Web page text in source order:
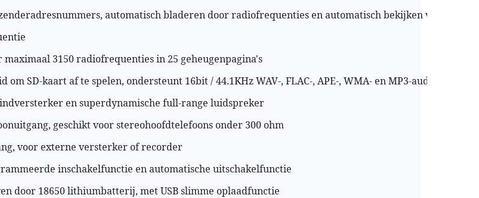
automatisch bladeren door radiofrequenties en automatisch bekijken van vooraf
maximaal 3150 radiofrequenties in 25 geheugenpagina's
om SD-kaart af te spelen, ondersteunt 16bit / 44.1KHz WAV-, FLAC-, APE-, WMA- en MP3-
en superdynamische full-range luidspreker
geschikt voor stereohoofdtelefoons onder 300 ohm
voor externe versterker of recorder
inschakelfunctie en automatische uitschakelfunctie
door 18650 lithiumbatterij, met USB slimme oplaadfunctie